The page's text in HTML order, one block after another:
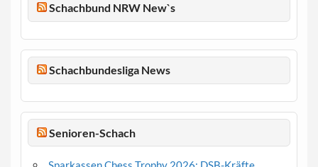
Schachbund NRW New`s
Schachbundesliga News
Senioren-Schach